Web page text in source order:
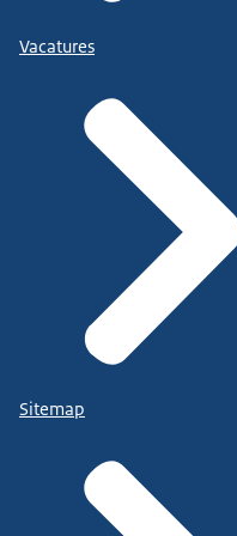
Vacatures
Sitemap